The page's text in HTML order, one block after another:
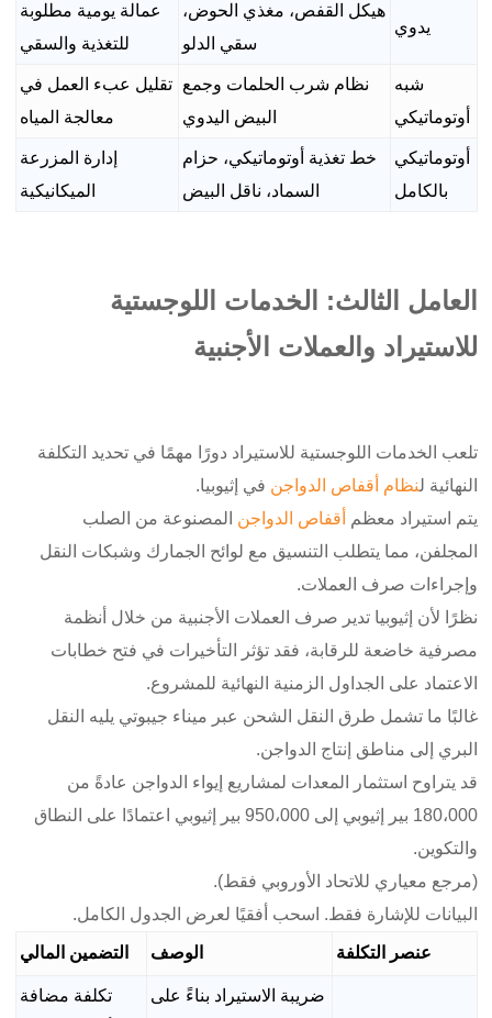
يدوي
هيكل القفص، مغذي الحوض،
سقي الدلو
عمالة يومية مطلوبة
للتغذية والسقي
شبه
أوتوماتيكي
نظام شرب الحلمات وجمع
البيض اليدوي
تقليل عبء العمل في
معالجة المياه
أوتوماتيكي
بالكامل
خط تغذية أوتوماتيكي، حزام
السماد، ناقل البيض
إدارة المزرعة
الميكانيكية
العامل الثالث: الخدمات اللوجستية
للاستيراد والعملات الأجنبية
تلعب الخدمات اللوجستية للاستيراد دورًا مهمًا في تحديد التكلفة
النهائية لنظام أقفاص الدواجن في إثيوبيا.
يتم استيراد معظم
أقفاص الدواجن المصنوعة من الصلب
المجلفن، مما يتطلب التنسيق مع لوائح الجمارك وشبكات النقل
وإجراءات صرف العملات.
نظرًا لأن إثيوبيا تدير صرف العملات الأجنبية من خلال أنظمة
مصرفية خاضعة للرقابة، فقد تؤثر التأخيرات في فتح خطابات
الاعتماد على الجداول الزمنية النهائية للمشروع.
غالبًا ما تشمل طرق النقل الشحن عبر ميناء جيبوتي يليه النقل
البري إلى مناطق إنتاج الدواجن.
قد يتراوح استثمار المعدات لمشاريع إيواء الدواجن عادةً من
180،000 بير إثيوبي إلى 950،000 بير إثيوبي اعتمادًا على النطاق
والتكوين.
(مرجع معياري للاتحاد الأوروبي فقط).
البيانات للإشارة فقط. اسحب أفقيًا لعرض الجدول الكامل.
عنصر التكلفة الوصف التضمين المالي
ضريبة الاستيراد بناءً على
تكلفة مضافة